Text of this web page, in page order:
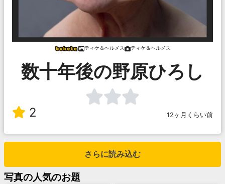
ティケ＆ヘルメス ティケ＆ヘルメス
数十年後の野原ひろし
2 12ヶ月くらい前
さらに読み込む
写真の人気のお題